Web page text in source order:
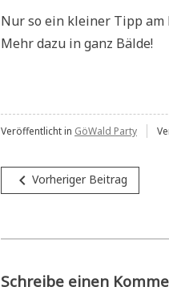
Nur so ein kleiner Tipp am
Mehr dazu in ganz Bälde!
Veröffentlicht in GöWald Party
Beitragsnavigation
navigate_before Vorheriger Beitrag
Schreibe einen